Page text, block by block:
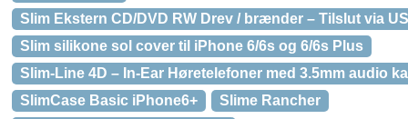
Slim Ekstern CD/DVD RW Drev / brænder – Tilslut via
Slim silikone sol cover til iPhone 6/6s og 6/6s Plus
Slim-Line 4D – In-Ear Høretelefoner med 3.5mm audio
SlimCase Basic iPhone6+
Slime Rancher